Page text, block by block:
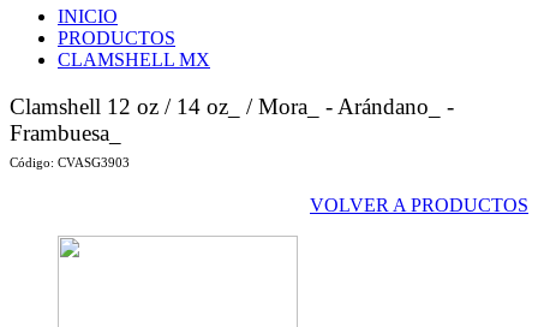
INICIO
PRODUCTOS
CLAMSHELL MX
Clamshell 12 oz / 14 oz_ / Mora_ - Arándano_ -
Frambuesa_
Código: CVASG3903
VOLVER A PRODUCTOS